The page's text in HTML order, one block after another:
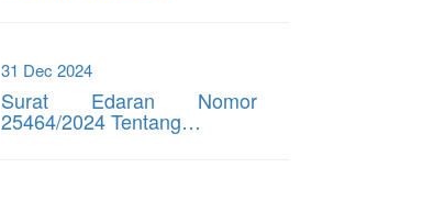
31 Dec 2024
Surat Edaran Nomor
25464/2024 Tentang…